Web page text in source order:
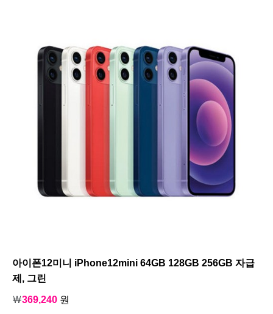
아이폰12미니 iPhone12mini 64GB 128GB 256GB 자급
제, 그린
￦369,240 원